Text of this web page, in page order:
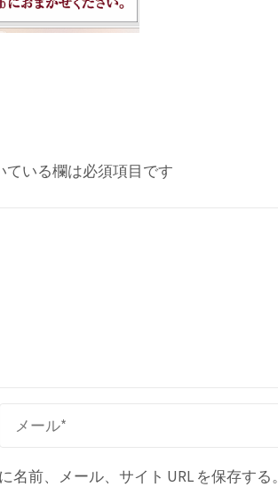
ている欄は必須項目です
前、メール、サイト URL を保存する。